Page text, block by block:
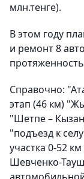
млн.тенге).
В этом году
и ремонт 8
Справочно:
этап (46 км)
"Шетпе –
"подъезд к
участка 0-52
Шевченко-